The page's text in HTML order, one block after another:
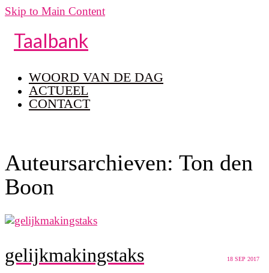
Skip to Main Content
Taalbank
WOORD VAN DE DAG
ACTUEEL
CONTACT
Auteursarchieven: Ton den
Boon
18 SEP 2017
gelijkmakingstaks